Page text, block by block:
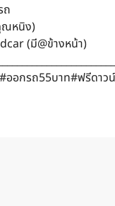
ถ
ณหนิง)
(มี@ข้างหน้า)
#ออกรถ55บาท#ฟรีด